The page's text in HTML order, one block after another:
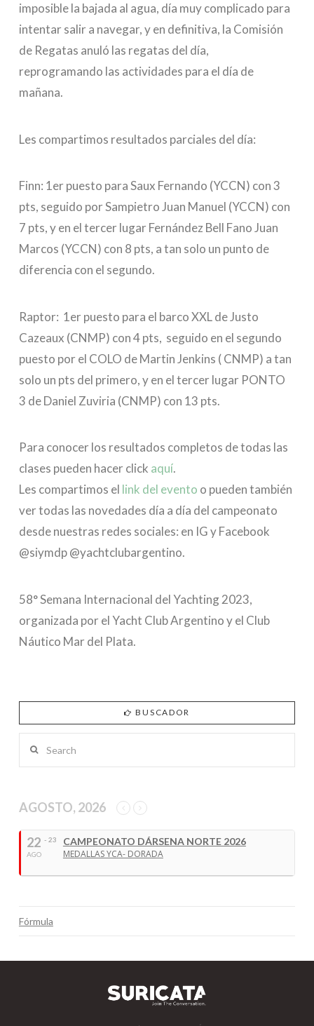
imposible la bajada al agua, día muy complicado para
intentar salir a navegar, y en definitiva, la Comisión
de Regatas anuló las regatas del día,
reprogramando las actividades para el día de
mañana.
Les compartimos resultados parciales del día:
Finn: 1er puesto para Saux Fernando (YCCN) con 3
pts, seguido por Sampietro Juan Manuel (YCCN) con
7 pts, y en el tercer lugar Fernández Bell Fano Juan
Marcos (YCCN) con 8 pts, a tan solo un punto de
diferencia con el segundo.
Raptor: 1er puesto para el barco XXL de Justo
Cazeaux (CNMP) con 4 pts, seguido en el segundo
puesto por el COLO de Martin Jenkins ( CNMP) a tan
solo un pts del primero, y en el tercer lugar PONTO
3 de Daniel Zuviria (CNMP) con 13 pts.
Para conocer los resultados completos de todas las
clases pueden hacer click aquí.
Les compartimos el link del evento o pueden también
ver todas las novedades día a día del campeonato
desde nuestras redes sociales: en IG y Facebook
@siymdp @yachtclubargentino.
58° Semana Internacional del Yachting 2023,
organizada por el Yacht Club Argentino y el Club
Náutico Mar del Plata.
BUSCADOR
AGOSTO, 2026
22
AGO
- 23
CAMPEONATO DÁRSENA NORTE 2026
MEDALLAS YCA- DORADA
Fórmula